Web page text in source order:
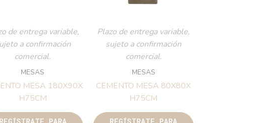
de entrega variable,
a confirmación
comercial.
MESAS
MESA 180X90X
H75CM
Plazo de entrega variable,
sujeto a confirmación
comercial.
MESAS
CEMENTO MESA 80X80X
H75CM